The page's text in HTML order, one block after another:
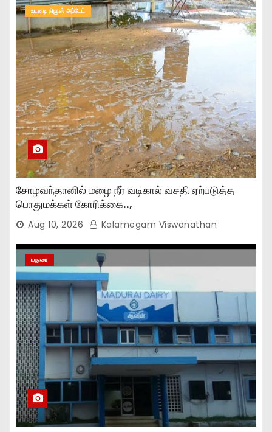
உடனடி நியூஸ் அப்டேட்
சோழவந்தானில் மழை நீர் வடிகால் வசதி ஏற்படுத்த
பொதுமக்கள் கோரிக்கை..,
Aug 10, 2026 Kalamegam Viswanathan
மதுரை